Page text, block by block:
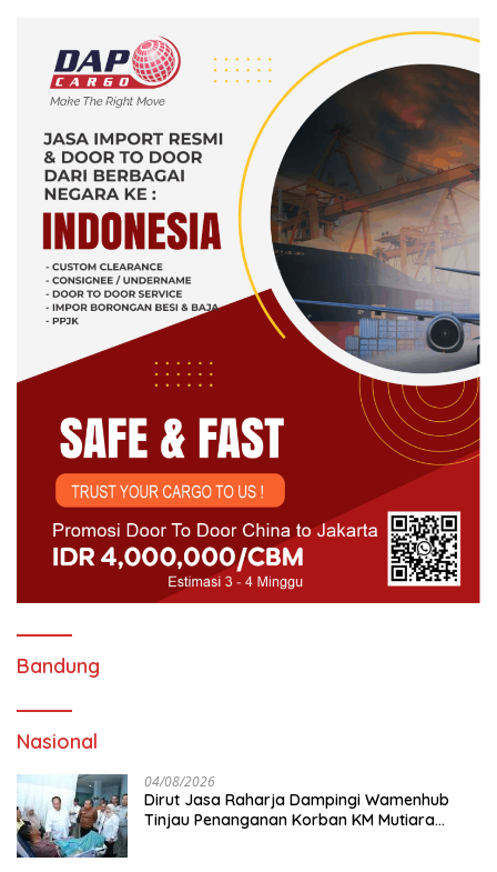
Bandung
Nasional
04/08/2026
Dirut Jasa Raharja Dampingi Wamenhub
Tinjau Penanganan Korban KM Mutiara